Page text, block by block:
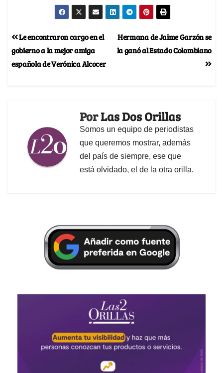
Hermana de Jaime Garzón se
la ganó al Estado Colombiano
Le encontraron cargo en el
gobierno a la mejor amiga
española de Verónica Alcocer
PorLas Dos Orillas
Somos un equipo de periodistas
que queremos mostrar, además
del país de siempre, ese que
está olvidado, el de la otra orilla.